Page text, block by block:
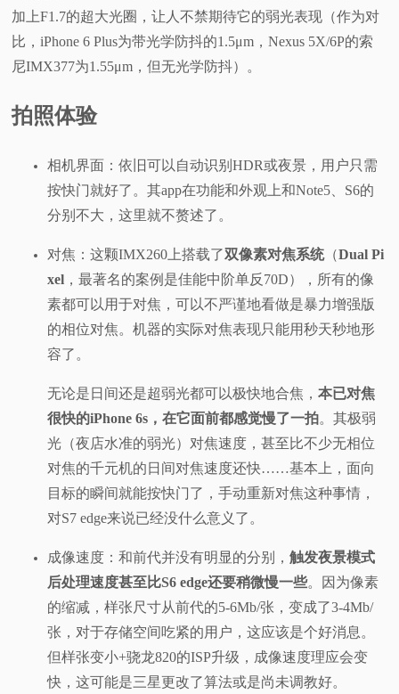
加上F1.7的超大光圈，让人不禁期待它的弱光表现（作为对
比，iPhone 6 Plus为带光学防抖的1.5μm，Nexus 5X/6P的索
尼IMX377为1.55μm，但无光学防抖）。
拍照体验
相机界面：依旧可以自动识别HDR或夜景，用户只需
按快门就好了。其app在功能和外观上和Note5、S6的
分别不大，这里就不赘述了。
对焦：这颗IMX260上搭载了双像素对焦系统（Dual Pi
xel ，最著名的案例是佳能中阶单反70D），所有的像
素都可以用于对焦，可以不严谨地看做是暴力增强版
的相位对焦。机器的实际对焦表现只能用秒天秒地形
容了。
无论是日间还是超弱光都可以极快地合焦，本已对焦
很快的iPhone 6s，在它面前都感觉慢了一拍。其极弱
光（夜店水准的弱光）对焦速度，甚至比不少无相位
对焦的千元机的日间对焦速度还快……基本上，面向
目标的瞬间就能按快门了，手动重新对焦这种事情，
对S7 edge来说已经没什么意义了。
成像速度：和前代并没有明显的分别，触发夜景模式
后处理速度甚至比S6 edge还要稍微慢一些。因为像素
的缩减，样张尺寸从前代的5-6Mb/张，变成了3-4Mb/
张，对于存储空间吃紧的用户，这应该是个好消息。
但样张变小+骁龙820的ISP升级，成像速度理应会变
快，这可能是三星更改了算法或是尚未调教好。